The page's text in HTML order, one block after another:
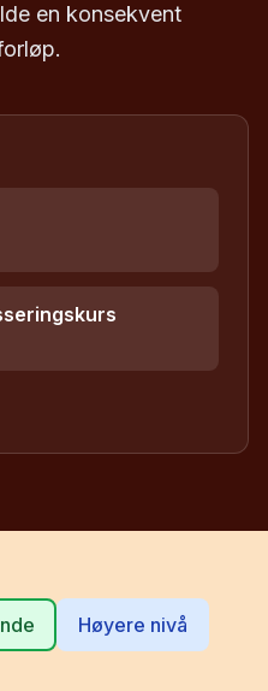
en konsekvent
Høyere nivå